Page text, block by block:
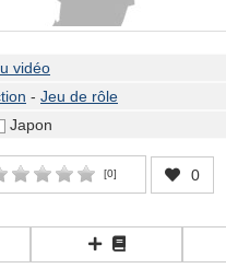
vidéo
- Jeu de rôle
Japon
[0] 0